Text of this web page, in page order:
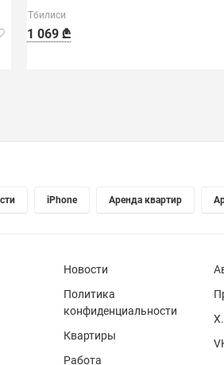
Тбилиси
1 069 ₾
iPhone Аренда квартир
Новости
Политика
конфиденциальности
Квартиры
Работа